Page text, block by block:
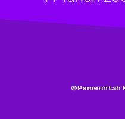
©Pemerintah